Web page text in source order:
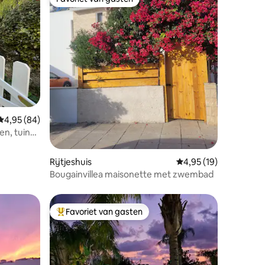
beoordeling van 4,95 uit 5, 84 recensies
4,95 (84)
tuin
Favoriet van gasten
Rijtjeshuis Gemiddelde
4,95 (19)
Bougainvillea maisonette met zwembad
Topfavoriet van gasten
Favoriet van gasten